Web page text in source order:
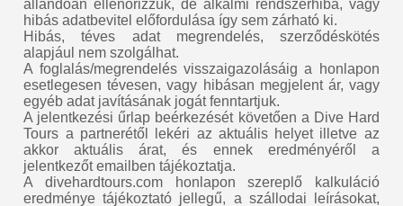
állandóan ellenőrizzük, de alkalmi rendszerhiba, vagy
hibás adatbevitel előfordulása így sem zárható ki.
Hibás, téves adat megrendelés, szerződéskötés
alapjául nem szolgálhat.
A foglalás/megrendelés visszaigazolásáig a honlapon
esetlegesen tévesen, vagy hibásan megjelent ár, vagy
egyéb adat javításának jogát fenntartjuk.
A jelentkezési űrlap beérkezését követően a Dive Hard
Tours a partnerétől lekéri az aktuális helyet illetve az
akkor aktuális árat, és ennek eredményéről a
jelentkezőt emailben tájékoztatja.
A divehardtours.com honlapon szereplő kalkuláció
eredménye tájékoztató jellegű, a szállodai leírásokat,